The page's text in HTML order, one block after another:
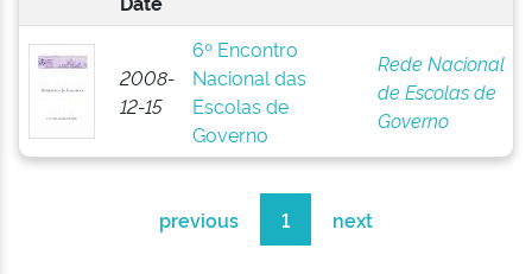
2008-
12-15
6º Encontro
Nacional das
Escolas de
Governo
Rede Nacional
de Escolas de
Governo
previous 1 next